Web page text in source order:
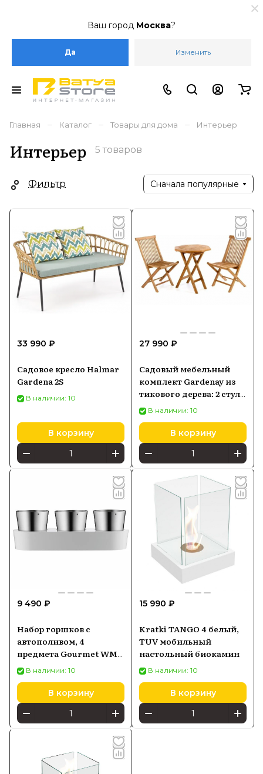
Ваш город Москва?
Да Изменить
Главная – Каталог – Товары для дома – Интерьер
Интерьер 5 товаров
Фильтр Сначала популярные
33 990 ₽
Садовое кресло Halmar
Gardena 2S
В наличии: 10
В корзину
27 990 ₽
Садовый мебельный
комплект Gardenay из
тикового дерева: 2 стула
и стол
В наличии: 10
В корзину
9 490 ₽
Набор горшков с
автополивом, 4
предмета Gourmet WMF
(0641306040)
В наличии: 10
В корзину
15 990 ₽
Kratki TANGO 4 белый,
TUV мобильный
настольный биокамин
В наличии: 10
В корзину